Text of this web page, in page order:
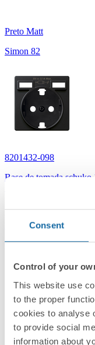
Consent
Control of your
This website use
to the proper
cookies to analyse
to provide social
information about
Preto Matt
Simon 82
8201432-098
Base de tomada
Preto Matt
Simon 82 Concept